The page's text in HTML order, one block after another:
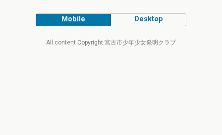
Mobile Desktop
All content Copyright 宮古市少年少女発明クラブ